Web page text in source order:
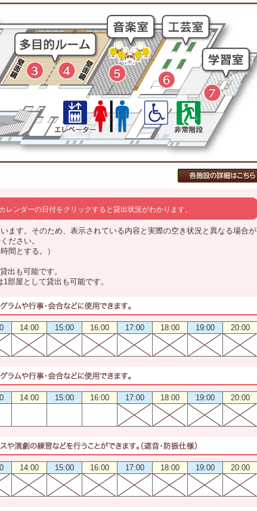
カレンダーの日付をクリックすると貸出状況がわかります。
ます。そのため、表示されている内容と実際の空き状況と異なる場合が
ださい。
間とする。）
出も可能です。
屋として貸出も可能です。
14:00 15:00 16:00 17:00 18:00 19:00 20:00
14:00 15:00 16:00 17:00 18:00 19:00 20:00
14:00 15:00 16:00 17:00 18:00 19:00 20:00